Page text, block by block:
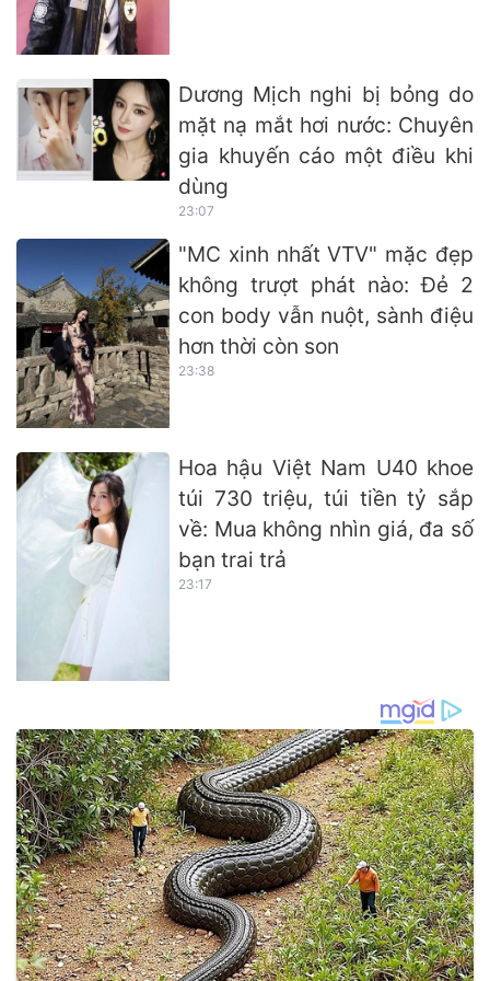
Dương Mịch nghi bị bỏng do
mặt nạ mắt hơi nước: Chuyên
gia khuyến cáo một điều khi
dùng
23:07
"MC xinh nhất VTV" mặc đẹp
không trượt phát nào: Đẻ 2
con body vẫn nuột, sành điệu
hơn thời còn son
23:38
Hoa hậu Việt Nam U40 khoe
túi 730 triệu, túi tiền tỷ sắp
về: Mua không nhìn giá, đa số
bạn trai trả
23:17